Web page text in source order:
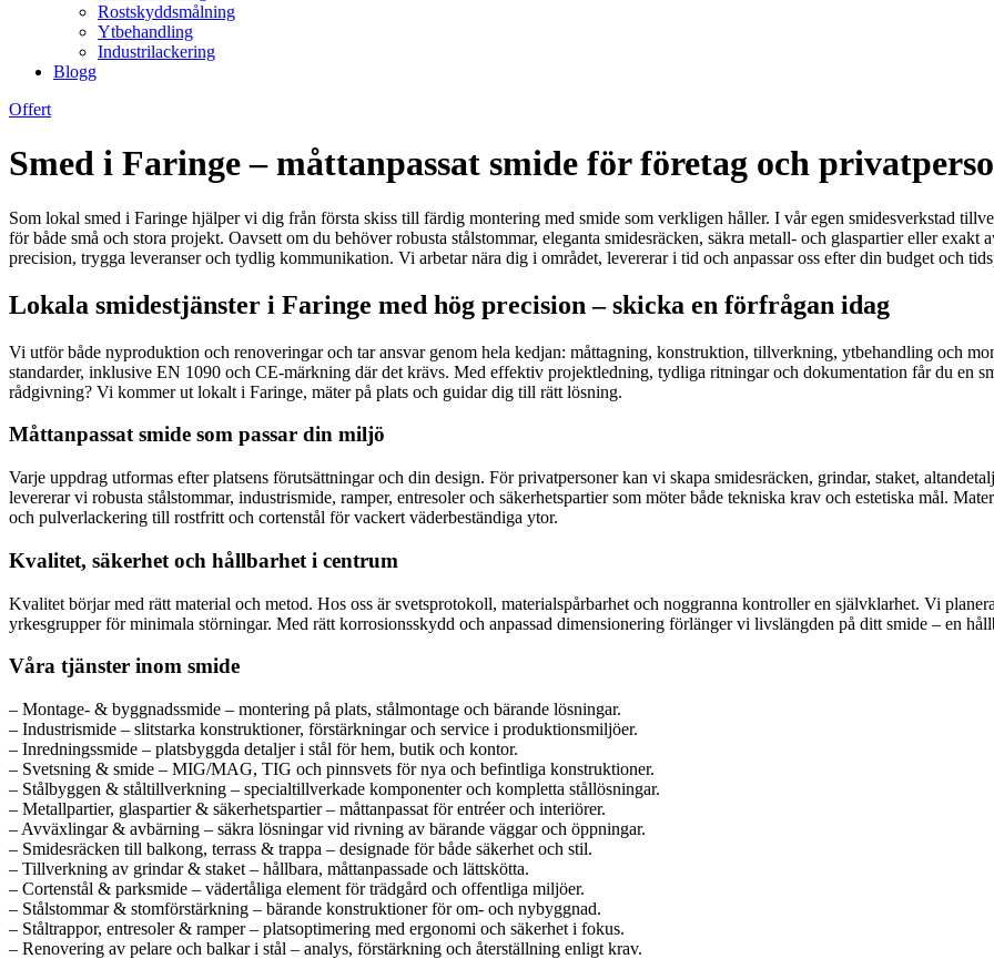
Rostskyddsmålning
Ytbehandling
Industrilackering
Blogg
Offert
Smed i Faringe – måttanpassat smide för företag och
Som lokal smed i Faringe hjälper vi dig från första skiss till färdig montering med smide som verkligen håller. I vår egen smidesverkstad
för både små och stora projekt. Oavsett om du behöver robusta stålstommar, eleganta smidesräcken, säkra metall- och glaspartier eller
precision, trygga leveranser och tydlig kommunikation. Vi arbetar nära dig i området, levererar i tid och anpassar oss efter din budget och
Lokala smidestjänster i Faringe med hög precision – skicka en förfrågan idag
Vi utför både nyproduktion och renoveringar och tar ansvar genom hela kedjan: måttagning, konstruktion, tillverkning, ytbehandling och
standarder, inklusive EN 1090 och CE-märkning där det krävs. Med effektiv projektledning, tydliga ritningar och dokumentation får du en
rådgivning? Vi kommer ut lokalt i Faringe, mäter på plats och guidar dig till rätt lösning.
Måttanpassat smide som passar din miljö
Varje uppdrag utformas efter platsens förutsättningar och din design. För privatpersoner kan vi skapa smidesräcken, grindar, staket,
levererar vi robusta stålstommar, industrismide, ramper, entresoler och säkerhetspartier som möter både tekniska krav och estetiska mål.
och pulverlackering till rostfritt och cortenstål för vackert väderbeständiga ytor.
Kvalitet, säkerhet och hållbarhet i centrum
Kvalitet börjar med rätt material och metod. Hos oss är svetsprotokoll, materialspårbarhet och noggranna kontroller en självklarhet. Vi
yrkesgrupper för minimala störningar. Med rätt korrosionsskydd och anpassad dimensionering förlänger vi livslängden på ditt smide – en
Våra tjänster inom smide
– Montage- & byggnadssmide – montering på plats, stålmontage och bärande lösningar.
– Industrismide – slitstarka konstruktioner, förstärkningar och service i produktionsmiljöer.
– Inredningssmide – platsbyggda detaljer i stål för hem, butik och kontor.
– Svetsning & smide – MIG/MAG, TIG och pinnsvets för nya och befintliga konstruktioner.
– Stålbyggen & ståltillverkning – specialtillverkade komponenter och kompletta stållösningar.
– Metallpartier, glaspartier & säkerhetspartier – måttanpassat för entréer och interiörer.
– Avväxlingar & avbärning – säkra lösningar vid rivning av bärande väggar och öppningar.
– Smidesräcken till balkong, terrass & trappa – designade för både säkerhet och stil.
– Tillverkning av grindar & staket – hållbara, måttanpassade och lättskötta.
– Cortenstål & parksmide – vädertåliga element för trädgård och offentliga miljöer.
– Stålstommar & stomförstärkning – bärande konstruktioner för om- och nybyggnad.
– Ståltrappor, entresoler & ramper – platsoptimering med ergonomi och säkerhet i fokus.
– Renovering av pelare och balkar i stål – analys, förstärkning och återställning enligt krav.